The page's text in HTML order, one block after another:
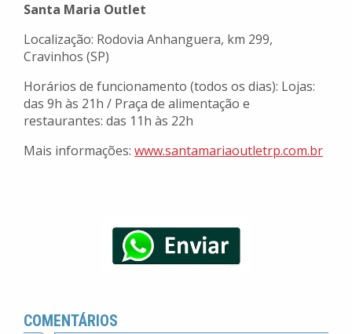
Santa Maria Outlet
Localização: Rodovia Anhanguera, km 299,
Cravinhos (SP)
Horários de funcionamento (todos os dias): Lojas:
das 9h às 21h / Praça de alimentação e
restaurantes: das 11h às 22h
Mais informações: www.santamariaoutletrp.com.br
COMENTÁRIOS